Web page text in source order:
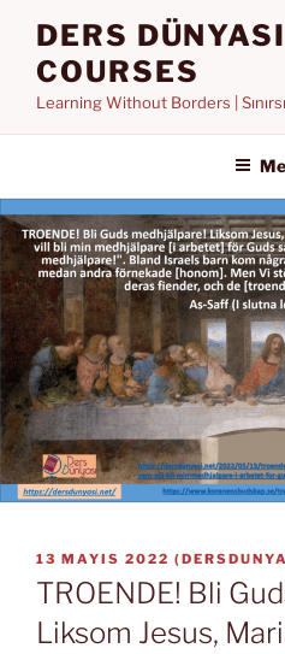
DERS
COURSES
Learning Without Borders |
YAYIM
TARIHI
13 MAYIS 2022 (
TROENDE! Bli
Liksom Jesus,